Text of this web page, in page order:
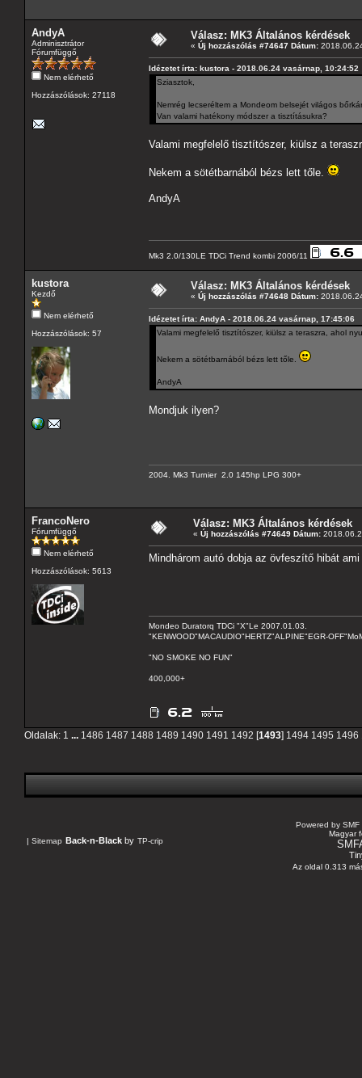
AndyA
Adminisztrátor
Fórumfüggő
Nem elérhető
Hozzászólások: 27118
Válasz: MK3 Általános kérdések
« Új hozzászólás #74647 Dátum:
Idézetet írta: kustora - 2018.06.24 vasárnap, 10:24:52
Sziasztok,
Nemrég lecseréltem a Mondeom belsejét világos
Van valami hatékony módszer a tisztításukra?
Valami megfelelő tisztítószer, kiülsz a
Nekem a sötétbarnából bézs lett tőle.
AndyA
Mk3 2.0/130LE TDCi Trend kombi 2006/11
kustora
Kezdő
Nem elérhető
Hozzászólások: 57
Válasz: MK3 Általános kérdések
« Új hozzászólás #74648 Dátum:
Idézetet írta: AndyA - 2018.06.24 vasárnap, 17:45:06
Valami megfelelő tisztítószer, kiülsz a teraszra, ahol
Nekem a sötétbarnából bézs lett tőle.
AndyA
Mondjuk ilyen?
2004. Mk3 Turnier 2.0 145hp LPG 300+
FrancoNero
Fórumfüggő
Nem elérhető
Hozzászólások: 5613
Válasz: MK3 Általános kérdések
« Új hozzászólás #74649 Dátum:
Mindhárom autó dobja az övfeszítő hibát
Mondeo Duratorq TDCi "X"Le 2007.01.03.
"KENWOOD"MACAUDIO"HERTZ"ALPINE"EGR-
"NO SMOKE NO FUN"
400,000+
Oldalak: 1 ... 1486 1487 1488 1489 1490 1491 1492 [1493] 1494 1495 1496
| Sitemap Back-n-Black by TP-crip
Powered by SMF
Magyar
Az oldal 0.313